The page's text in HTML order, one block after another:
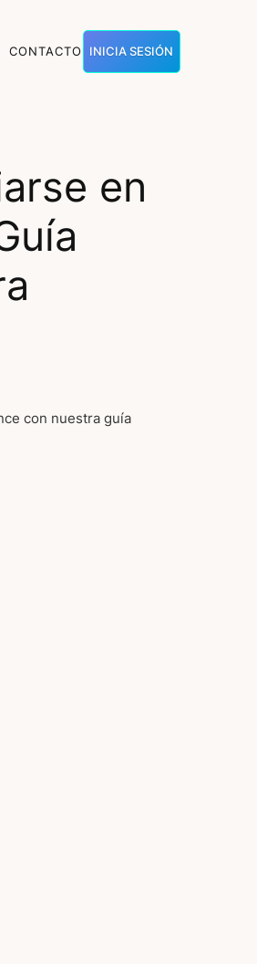
CONTACTO INICIA SESIÓN
en
con nuestra guía